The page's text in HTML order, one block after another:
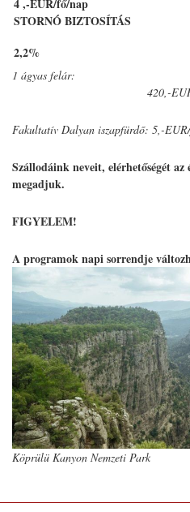
STORNÓ BIZTOSÍTÁS
2,2%
1
420,-
Fakultatív Dalyan iszapfürdő: 5,-
Szállodáink neveit, elérhetőségét
megadjuk.
FIGYELEM!
A programok napi sorrendje
Köprülü Kanyon Nemzeti Park